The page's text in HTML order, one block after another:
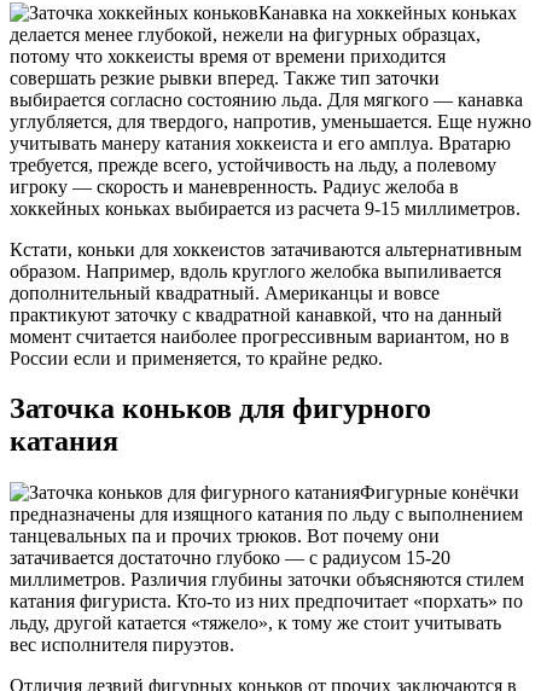
Канавка на хоккейных коньках
делается менее глубокой, нежели на фигурных образцах,
потому что хоккеисты время от времени приходится
совершать резкие рывки вперед. Также тип заточки
выбирается согласно состоянию льда. Для мягкого — канавка
углубляется, для твердого, напротив, уменьшается. Еще нужно
учитывать манеру катания хоккеиста и его амплуа. Вратарю
требуется, прежде всего, устойчивость на льду, а полевому
игроку — скорость и маневренность. Радиус желоба в
хоккейных коньках выбирается из расчета 9-15 миллиметров.
Кстати, коньки для хоккеистов затачиваются альтернативным
образом. Например, вдоль круглого желобка выпиливается
дополнительный квадратный. Американцы и вовсе
практикуют заточку с квадратной канавкой, что на данный
момент считается наиболее прогрессивным вариантом, но в
России если и применяется, то крайне редко.
Заточка коньков для фигурного
катания
Фигурные конёчки
предназначены для изящного катания по льду с выполнением
танцевальных па и прочих трюков. Вот почему они
затачивается достаточно глубоко — с радиусом 15-20
миллиметров. Различия глубины заточки объясняются стилем
катания фигуриста. Кто-то из них предпочитает «порхать» по
льду, другой катается «тяжело», к тому же стоит учитывать
вес исполнителя пируэтов.
Отличия лезвий фигурных коньков от прочих заключаются в